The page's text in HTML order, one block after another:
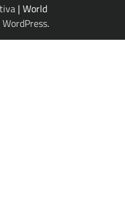
| World
WordPress.